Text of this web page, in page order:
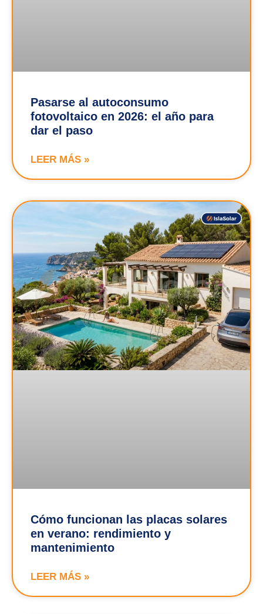
Pasarse al autoconsumo
fotovoltaico en 2026: el año para
dar el paso
LEER MÁS »
Cómo funcionan las placas solares
en verano: rendimiento y
mantenimiento
LEER MÁS »